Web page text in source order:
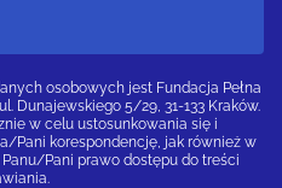
osobowych jest Fundacja Pełna
Dunajewskiego 5/29, 31-133 Kraków.
w celu ustosunkowania się i
Pani korespondencję, jak również w
Pani prawo dostępu do treści